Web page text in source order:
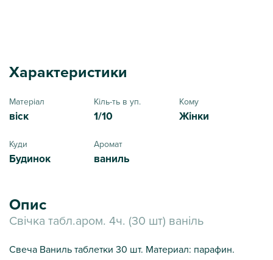
Характеристики
Матеріал
віск
Кіль-ть в уп.
1/10
Кому
Жінки
Куди
Будинок
Аромат
ваниль
Опис
Свічка табл.аром. 4ч. (30 шт) ваніль
Свеча Ваниль таблетки 30 шт. Материал: парафин.